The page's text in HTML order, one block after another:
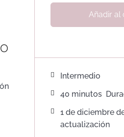
Añadir al
Intermedio
40 minutos
1 de diciembre
actualización